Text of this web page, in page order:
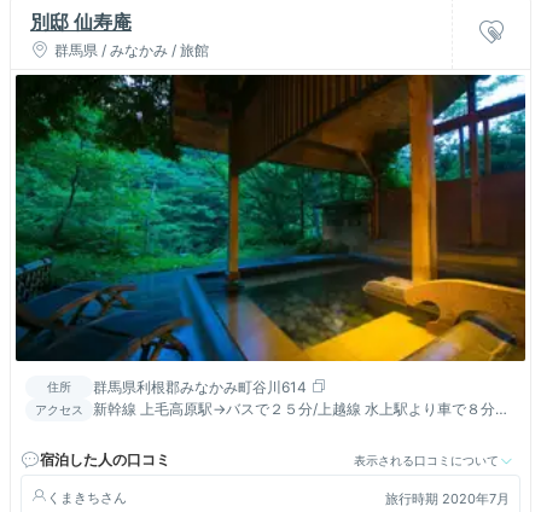
別邸 仙寿庵
群馬県 / みなかみ / 旅館
住所 群馬県利根郡みなかみ町谷川614
アクセス
新幹線 上毛高原駅→バスで２５分/上越線 水上駅より車で８分／
宿泊した人の口コミ
表示される口コミについて
くまきち 旅行時期 2020年7月